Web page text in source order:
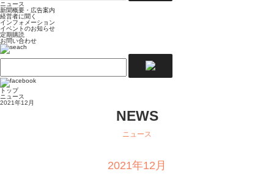
ニュース
新聞概要・広告案内
経営者に聞く
インフォメーション
イベントのお知らせ
定期購読
お問い合わせ
トップ
ニュース
2021年12月
NEWS
ニュース
2021年12月